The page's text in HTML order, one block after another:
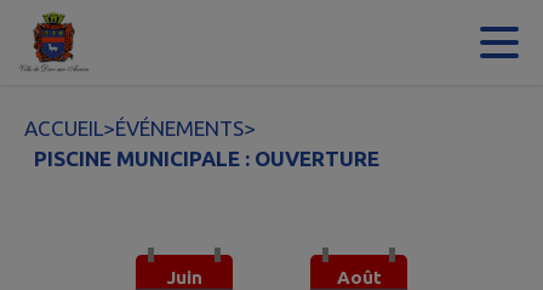
Contenu
ACCUEIL>ÉVÉNEMENTS>
PISCINE MUNICIPALE : OUVERTURE
Juin Août